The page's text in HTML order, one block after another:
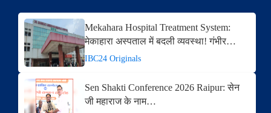
Mekahara Hospital Treatment System:
मेकाहारा अस्पताल में बदली व्यवस्था! गंभीर…
IBC24 Originals
Sen Shakti Conference 2026 Raipur: सेन
जी महाराज के नाम…